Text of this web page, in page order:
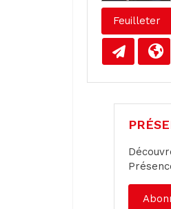
Feuilleter